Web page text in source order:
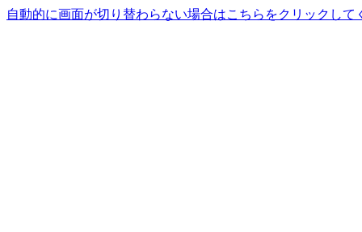
自動的に画面が切り替わらない場合はこちらをクリックして